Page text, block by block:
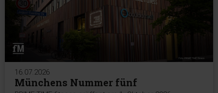
16.07.2026
Münchens Nummer fünf